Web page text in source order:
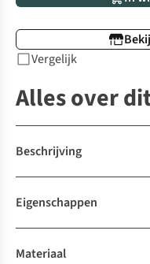
Vergelijk
Alles over
Beschrijving
Eigenschappen
Materiaal